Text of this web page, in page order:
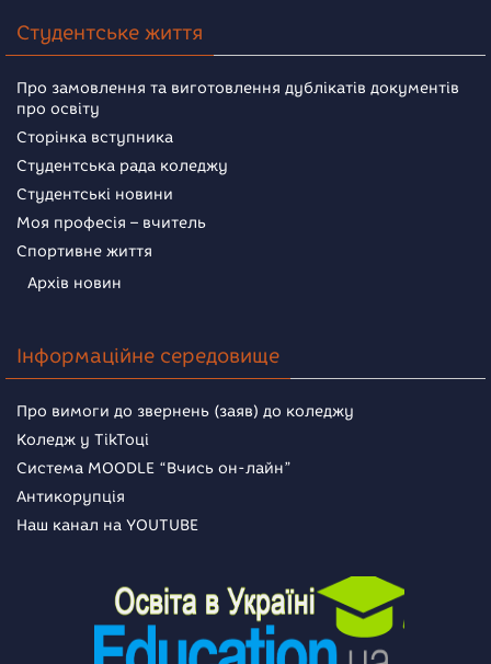
Студентське життя
Про замовлення та виготовлення дублікатів документів
про освіту
Сторінка вступника
Студентська рада коледжу
Студентські новини
Моя професія – вчитель
Спортивне життя
Архів новин
Інформаційне середовище
Про вимоги до звернень (заяв) до коледжу
Коледж у TikToці
Система MOODLE “Вчись он-лайн”
Антикорупція
Наш канал на YOUTUBE